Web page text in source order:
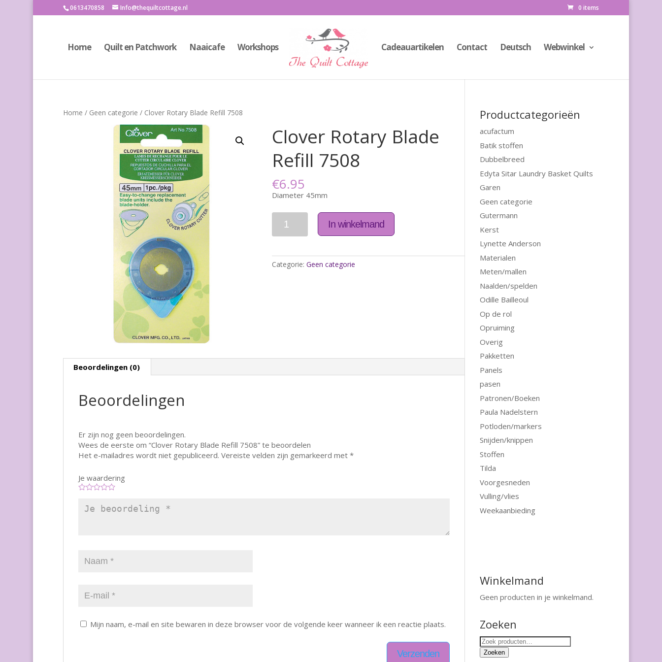
0613470858 Info@thequiltcottage.nl 0 items
Home Quilt en Patchwork Naaicafe Workshops Cadeauartikelen Contact Deutsch Webwinkel
Home / Geen categorie / Clover Rotary Blade Refill 7508
Clover Rotary Blade
Refill 7508
€6.95
Diameter 45mm
Aantal
In winkelmand
Categorie:Geen categorie
Beoordelingen (0)
Beoordelingen
Er zijn nog geen beoordelingen.
Wees de eerste om “Clover Rotary Blade Refill 7508” te beoordelen
Het e-mailadres wordt niet gepubliceerd. Vereiste velden zijn gemarkeerd met *
Je waardering
Mijn naam, e-mail en site bewaren in deze browser voor de volgende keer wanneer ik een reactie plaats.
Productcategorieën
acufactum
Batik stoffen
Dubbelbreed
Edyta Sitar Laundry Basket Quilts
Garen
Geen categorie
Gutermann
Kerst
Lynette Anderson
Materialen
Meten/mallen
Naalden/spelden
Odille Bailleoul
Op de rol
Opruiming
Overig
Pakketten
Panels
pasen
Patronen/Boeken
Paula Nadelstern
Potloden/markers
Snijden/knippen
Stoffen
Tilda
Voorgesneden
Vulling/vlies
Weekaanbieding
Winkelmand
Geen producten in je winkelmand.
Zoeken
Zoeken
naar:
Zoeken